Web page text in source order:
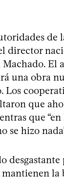
de
director
El
una obra
Los
que
que
se hizo
desgastante
la